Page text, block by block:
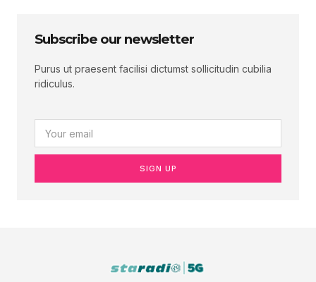
Subscribe our newsletter
Purus ut praesent facilisi dictumst sollicitudin cubilia
ridiculus.
SIGN UP